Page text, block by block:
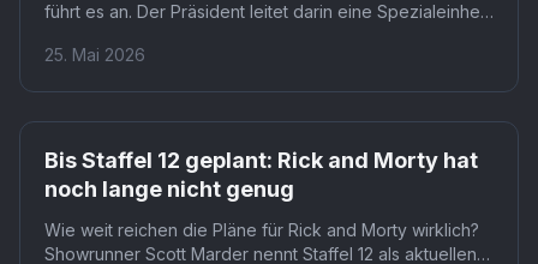
führt es an. Der Präsident leitet darin eine Spezialeinheit
Für Fans bedeutet das: Die Welt der Serie wächst
25. Mai 2026
Bis Staffel 12 geplant: Rick and Morty hat
noch lange nicht genug
Wie weit reichen die Pläne für Rick and Morty wirklich?
Showrunner Scott Marder nennt Staffel 12 als aktuellen